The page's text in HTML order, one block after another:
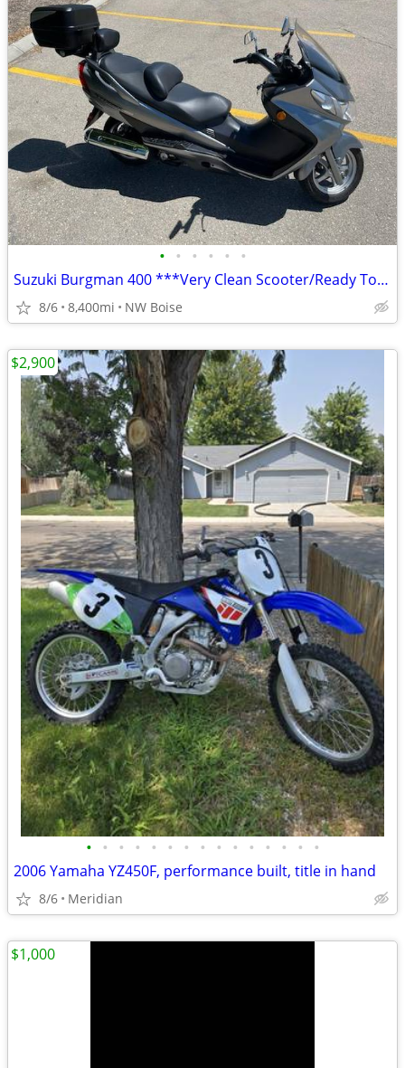
• • • • • •
Suzuki Burgman 400 ***Very Clean Scooter/Ready Togo***
8/6 8,400mi NW Boise
• • • • • • • • • • • • • • •
2006 Yamaha YZ450F, performance built, title in hand
8/6 Meridian
$2,900
$1,000